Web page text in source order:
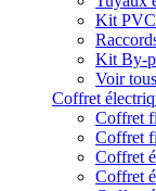
Kit
Kit By-
Voir
Coffret
Coffret
Coffret
Coffret
Coffret